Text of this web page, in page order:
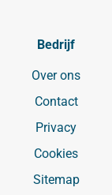
Bedrijf
Over ons
Contact
Privacy
Cookies
Sitemap